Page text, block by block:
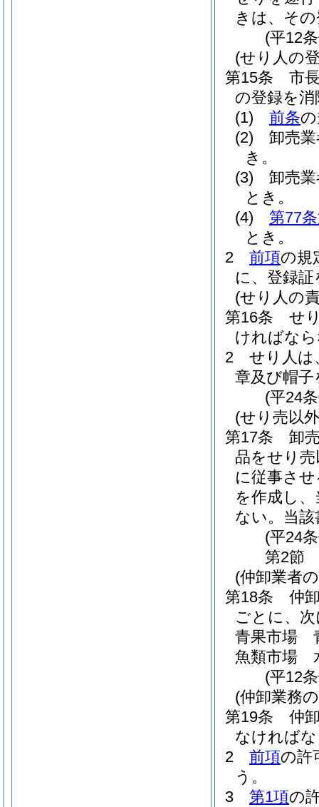
きは、そ
(平12
(せり人の
第15条
市
の登録を
(1)
前条
(2)
卸売
き。
(3)
卸売
とき。
(4)
第77
とき。
2
前項の規
に、登録
(せり人の
第16条
せ
ければな
2
せり人は
章及び帽
(平24
(せり売以
第17条
卸
品をせり
に従事さ
を作成し
ない。 当
(平24
第2節
(仲卸業者
第18条
仲
ごとに、
青果市場
魚類市場
(平12
(仲卸業務
第19条
仲
なければ
2
前項の許
う。
3
第1項の